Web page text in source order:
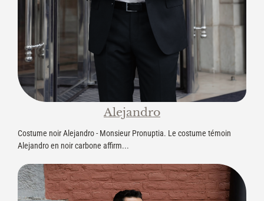
Alejandro
Costume noir Alejandro - Monsieur Pronuptia. Le costume témoin
Alejandro en noir carbone affirm...